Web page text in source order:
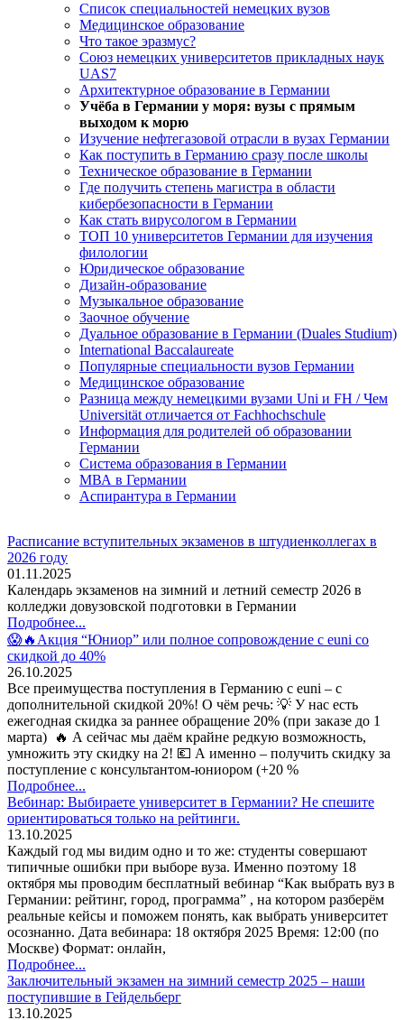
Список специальностей немецких вузов
Медицинское образование
Что такое эразмус?
Союз немецких университетов прикладных наук
UAS7
Архитектурное образование в Германии
Учёба в Германии у моря: вузы с прямым
выходом к морю
Изучение нефтегазовой отрасли в вузах Германии
Как поступить в Германию сразу после школы
Техническое образование в Германии
Где получить степень магистра в области
кибербезопасности в Германии
Как стать вирусологом в Германии
ТОП 10 университетов Германии для изучения
филологии
Юридическое образование
Дизайн-образование
Музыкальное образование
Заочное обучение
Дуальное образование в Германии (Duales Studium)
International Baccalaureate
Популярные специальности вузов Германии
Медицинское образование
Разница между немецкими вузами Uni и FH / Чем
Universität отличается от Fachhochschule
Информация для родителей об образовании
Германии
Система образования в Германии
МВА в Германии
Аспирантура в Германии
Расписание вступительных экзаменов в штудиенколлегах в
2026 году
01.11.2025
Календарь экзаменов на зимний и летний семестр 2026 в
колледжи довузовской подготовки в Германии
Подробнее...
😱🔥Акция “Юниор” или полное сопровождение с euni со
скидкой до 40%
26.10.2025
Все преимущества поступления в Германию с euni – с
дополнительной скидкой 20%! О чём речь: 💡 У нас есть
ежегодная скидка за раннее обращение 20% (при заказе до 1
марта) 🔥 А сейчас мы даём крайне редкую возможность,
умножить эту скидку на 2! 💶 А именно – получить скидку за
поступление с консультантом-юниором (+20 %
Подробнее...
Вебинар: Выбираете университет в Германии? Не спешите
ориентироваться только на рейтинги.
13.10.2025
Каждый год мы видим одно и то же: студенты совершают
типичные ошибки при выборе вуза. Именно поэтому 18
октября мы проводим бесплатный вебинар “Как выбрать вуз в
Германии: рейтинг, город, программа” , на котором разберём
реальные кейсы и поможем понять, как выбрать университет
осознанно. Дата вебинара: 18 октября 2025 Время: 12:00 (по
Москве) Формат: онлайн,
Подробнее...
Заключительный экзамен на зимний семестр 2025 – наши
поступившие в Гейдельберг
13.10.2025